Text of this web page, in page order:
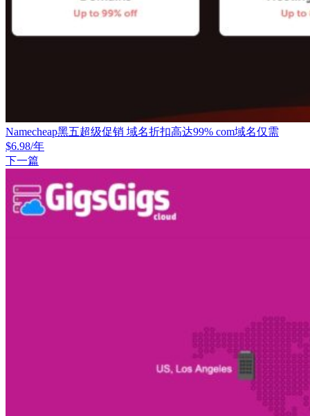
Namecheap黑五超级促销 域名折扣高达99% com域名仅需
$6.98/年
下一篇